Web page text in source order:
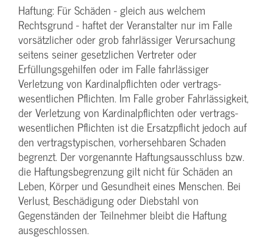
Haftung: Für Schäden - gleich aus welchem
Rechtsgrund - haftet der Veranstalter nur im Falle
vorsätzlicher oder grob fahrlässiger Verursachung
seitens seiner gesetzlichen Vertreter oder
Erfüllungsgehilfen oder im Falle fahrlässiger
Verletzung von Kardinalpflichten oder vertrags­
wesentlichen Pflichten. Im Falle grober Fahrlässigkeit,
der Verletzung von Kardinalpflichten oder vertrags­
wesentlichen Pflichten ist die Ersatzpflicht jedoch auf
den vertragstypischen, vorhersehbaren Schaden
begrenzt. Der vorgenannte Haftungs­ausschluss bzw.
die Haftungs­begrenzung gilt nicht für Schäden an
Leben, Körper und Gesundheit eines Menschen. Bei
Verlust, Beschädigung oder Diebstahl von
Gegenständen der Teilnehmer bleibt die Haftung
ausgeschlossen.